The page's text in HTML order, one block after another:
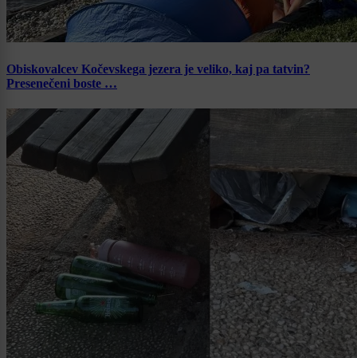
Obiskovalcev Kočevskega jezera je veliko, kaj pa tatvin?
Presenečeni boste …